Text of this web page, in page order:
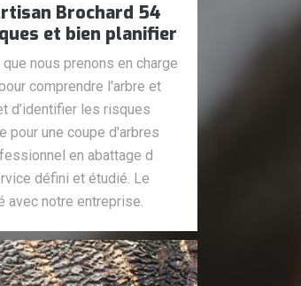
Brochard 54
et bien planifier
nous prenons en charge
comprendre l'arbre et
d’identifier les risques
pour une coupe d'arbres
en abattage d
défini et étudié. Le
avec notre entreprise.